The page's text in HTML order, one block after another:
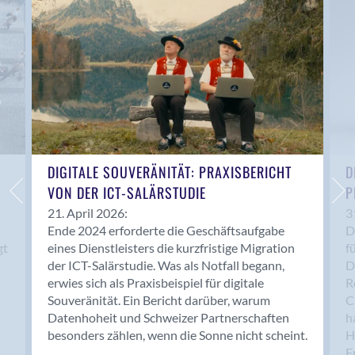
Anwil
Appenzell
Au SG
Baar
Baden
Balsthal
Balzers
Basel
Bassersdorf
Belp
Bendern
Benken (SG)
Bergdietikon
Berlin
Bern
Bern - Liebefeld
DIGITALE SOUVERÄNITÄT: PRAXISBERICHT
VON DER ICT-SALÄRSTUDIE
21. April 2026:
Ende 2024 erforderte die Geschäftsaufgabe
eines Dienstleisters die kurzfristige Migration
der ICT-Salärstudie. Was als Notfall begann,
erwies sich als Praxisbeispiel für digitale
Souveränität. Ein Bericht darüber, warum
Datenhoheit und Schweizer Partnerschaften
besonders zählen, wenn die Sonne nicht scheint.